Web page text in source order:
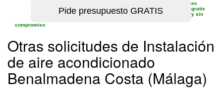
es
gratis
y sin
compromiso
Otras solicitudes de Instalación
de aire acondicionado
Benalmadena Costa (Málaga)